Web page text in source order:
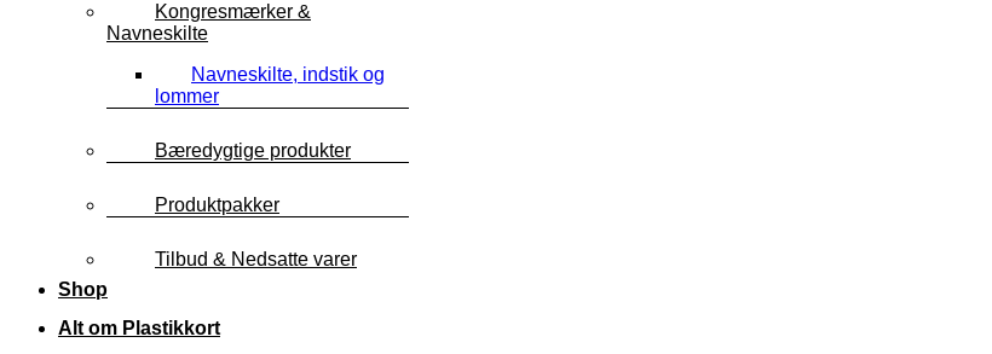
Kongresmærker &
Navneskilte
Navneskilte, indstik og
lommer
Bæredygtige produkter
Produktpakker
Tilbud & Nedsatte varer
Shop
Alt om Plastikkort